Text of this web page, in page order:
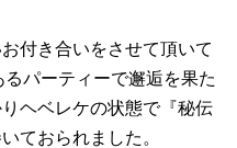
付き合いをさせて頂いて
パーティーで邂逅を果た
ヘベレケの状態で『秘伝
ておられました。